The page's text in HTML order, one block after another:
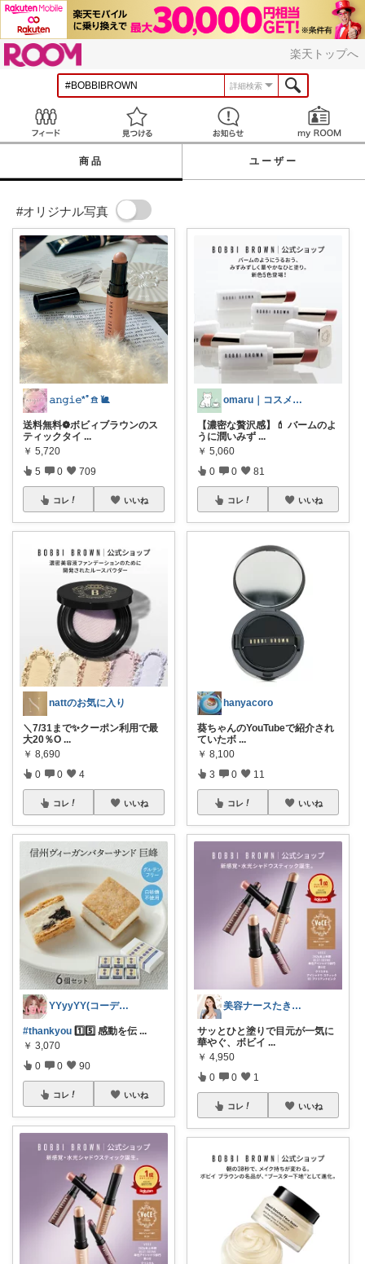
楽天トップへ
詳細検索
見つける お知らせ
商品 ユーザー
#オリジナル写真
𝚊𝚗𝚐𝚒𝚎*ﾟ𖠿 🐌
送料無料❁︎ボビィブラウンのス
ティックタイ ...
￥ 5,720
5 0 709
コレ いいね
nattのお気に入り
＼7/31まで✨クーポン利用で最
大20％O ...
￥ 8,690
0 0 4
コレ いいね
YYyyYY(コーデやってます🐢🐾)
#thankyou 1️⃣5️⃣ 感動を伝 ...
￥ 3,070
0 0 90
コレ いいね
omaru｜コスメと大人女子の暮らし
【濃密な贅沢感】💄 バームのよ
うに潤いみず ...
￥ 5,060
0 0 81
コレ いいね
hanyacoro
葵ちゃんのYouTubeで紹介され
ていたボ ...
￥ 8,100
3 0 11
コレ いいね
美容ナースたきまい
サッとひと塗りで目元が一気に
華やぐ、ボビイ ...
￥ 4,950
0 0 1
コレ いいね